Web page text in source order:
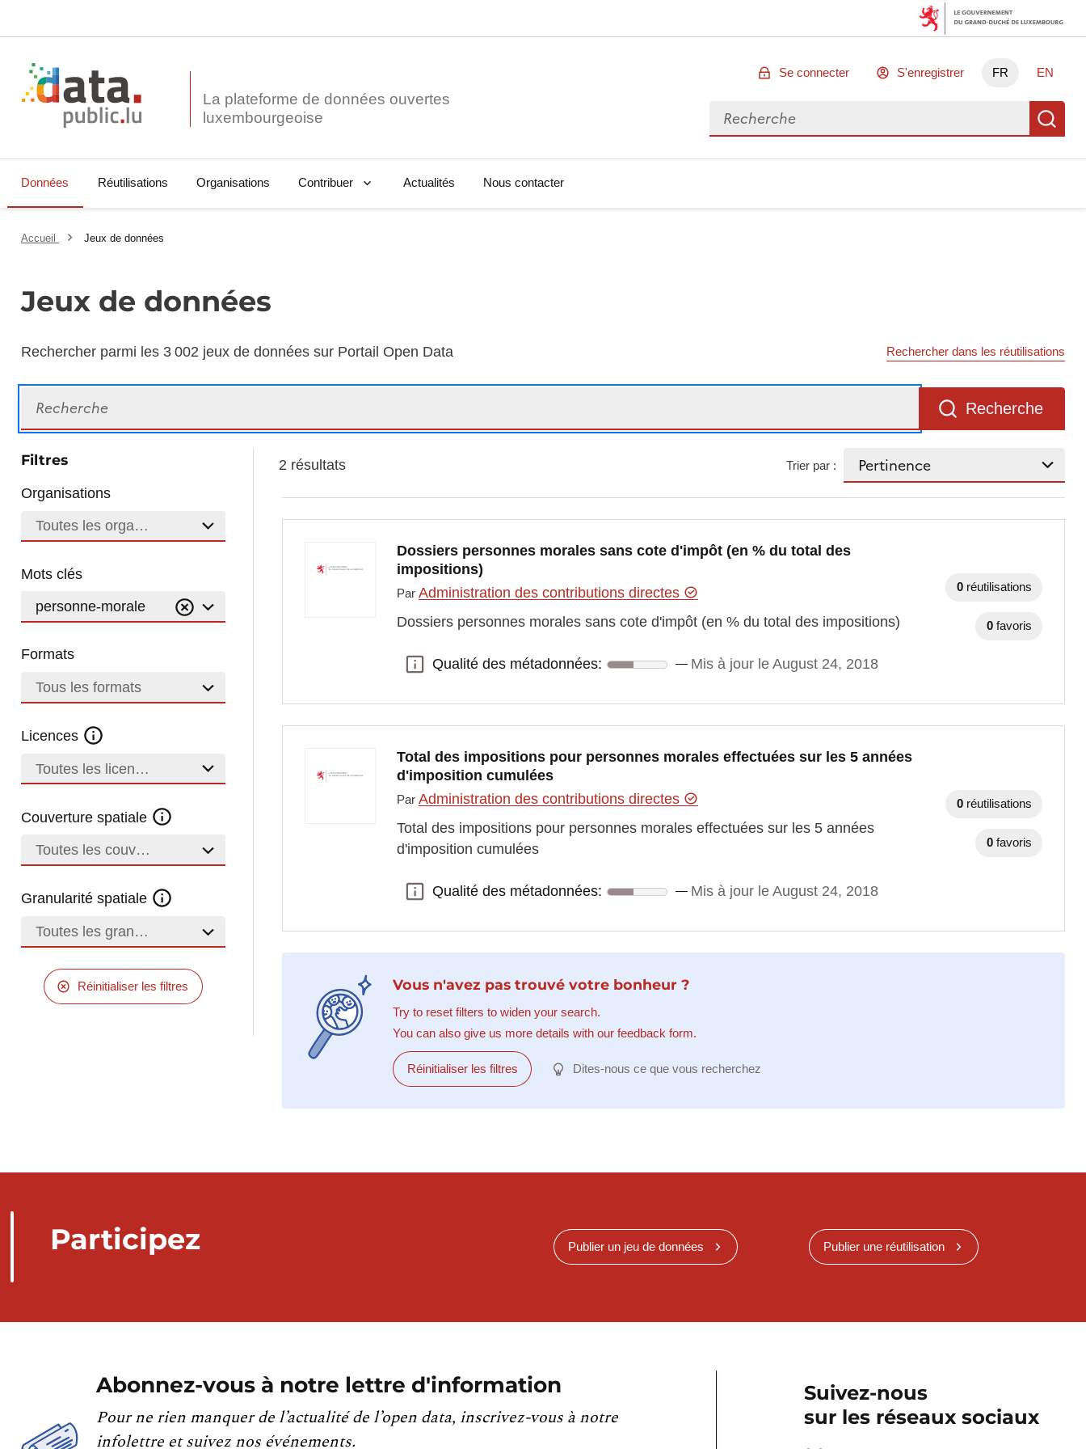
La plateforme de données ouvertes
Se connecter S'enregistrer FR EN
Rechercher des données
Données Réutilisations Organisations Contribuer Actualités Nous contacter
Accueil Jeux de données
Jeux de données
Rechercher parmi les 3 002 jeux de données sur Portail Open Data Rechercher dans les réutilisations
Recherche
Filtres
Organisations
Toutes les organisations
Mots clés
personne-morale
Formats
Tous les formats
Licences
Toutes les licences
Couverture spatiale
Toutes les couvertures
Granularité spatiale
Toutes les granularités
Réinitialiser les filtres
2 résultats Trier par :
Dossiers personnes morales sans cote d'impôt (en % du total des
impositions)
ParAdministration des contributions directes
Dossiers personnes morales sans cote d'impôt (en % du total des impositions)
Qualité des métadonnées:
Qualité des métadonnées: Mis à jour le August 24, 2018
0 réutilisations
0 favoris
Total des impositions pour personnes morales effectuées sur les 5 années
d'imposition cumulées
ParAdministration des contributions directes
Total des impositions pour personnes morales effectuées sur les 5 années
d'imposition cumulées
Qualité des métadonnées:
Qualité des métadonnées: Mis à jour le August 24, 2018
0 réutilisations
0 favoris
Vous n'avez pas trouvé votre bonheur ?
Try to reset filters to widen your search.
You can also give us more details with our feedback form.
Réinitialiser les filtres Dites-nous ce que vous recherchez
Participez Publier un jeu de données Publier une réutilisation
Abonnez-vous à notre lettre d'information
Pour ne rien manquer de l’actualité de l’open data, inscrivez-vous à notre
infolettre et suivez nos événements.
Suivez-nous
sur les réseaux sociaux